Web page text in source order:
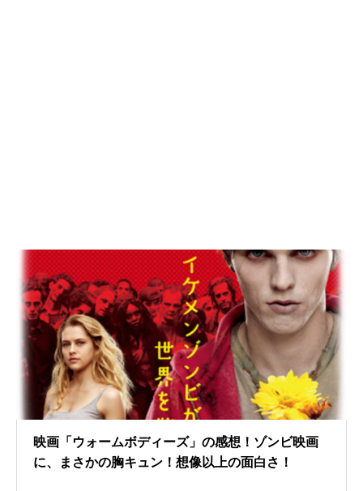
映画「ウォームボディーズ」の感想！ゾンビ映画
に、まさかの胸キュン！想像以上の面白さ！